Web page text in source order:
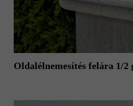
platina közép
platina közép -
kristály
szemcseszórt
platina világos